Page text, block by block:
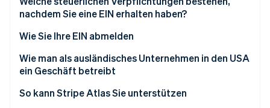
Stripe-Sessions 2026
Erfahren Sie, wie Stripe Lösungen für die
Das Formular SS-4 ausfüllen
Erforderliche Informationen erfassen
Wählen Sie die Antragsmethode
eine EIN beantragen
nachdem Sie eine EIN erhalten haben?
Wie Sie Ihre EIN abmelden
Wie man als ausländisches Unternehmen in den USA
ein Geschäft betreibt
So kann Stripe Atlas Sie unterstützen